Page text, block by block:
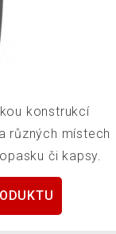
konstrukcí
různých místech
či kapsy.